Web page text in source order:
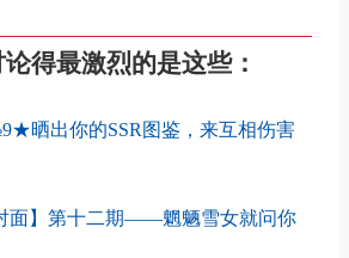
得最激烈的是这些：
晒出你的SSR图鉴，来互相伤害
对面】第十二期——魍魉雪女就问你